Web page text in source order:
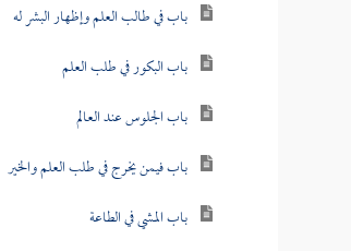
باب في طالب العلم وإظهار البشر له
باب البكور في طلب العلم
باب الجلوس عند العالم
باب فيمن يخرج في طلب العلم والخير
باب المشي في الطاعة